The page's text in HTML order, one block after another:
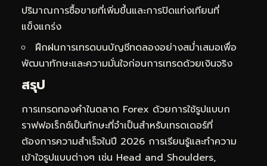
ปริมาณการซื้อขายที่เพิ่มขึ้นและการปิดแท่งเทียนที่
แข็งแกร่ง
ฝึกฝนการเทรดบนบัญชีทดลองอย่างสม่ำเสมอเพื่อ
พัฒนาทักษะและความมั่นใจก่อนการเทรดด้วยเงินจริง
สรุป
การเทรดทองคำในตลาด Forex ด้วยการใช้รูปแบบก
ราฟฟอเร็กซ์เป็นทักษะที่จำเป็นสำหรับเทรดเดอร์ที่
ต้องการความสำเร็จในปี 2026 การเรียนรู้และทำความ
เข้าใจรูปแบบต่างๆ เช่น Head and Shoulders,